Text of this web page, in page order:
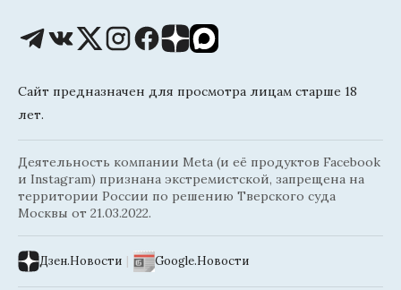
Сайт предназначен для просмотра лицам старше 18
лет.
Деятельность компании Meta (и её продуктов Facebook
и Instagram) признана экстремистской, запрещена на
территории России по решению Тверского суда
Москвы от 21.03.2022.
Дзен.Новости | Google.Новости